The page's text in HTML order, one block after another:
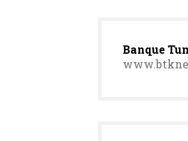
Banque